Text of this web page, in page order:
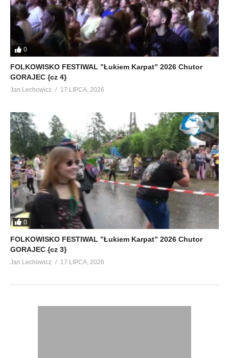
0
FOLKOWISKO FESTIWAL ”Łukiem Karpat” 2026 Chutor
GORAJEC {cz 4}
Jan Lechowicz 17 LIPCA, 2026
0
FOLKOWISKO FESTIWAL ”Łukiem Karpat” 2026 Chutor
GORAJEC {cz 3}
Jan Lechowicz 17 LIPCA, 2026